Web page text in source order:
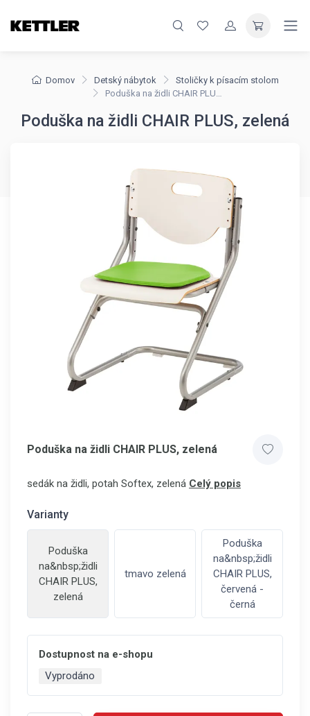
Domov Detský nábytok
Stoličky k písacím stolom
Poduška na židli CHAIR PLUS, zelená
Poduška na židli CHAIR PLUS, zelená
Poduška na židli CHAIR PLUS, zelená
sedák na židli, potah Softex, zelená Celý popis
Varianty
Poduška
na&nbsp;židli
CHAIR PLUS,
zelená
tmavo zelená
Poduška
na&nbsp;židli
CHAIR PLUS,
červená -
černá
Dostupnost na e-shopu
Vyprodáno